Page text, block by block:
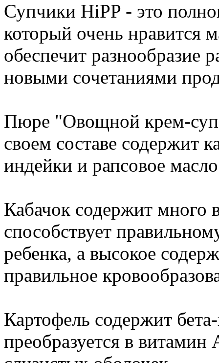
Супчики HiPP - это
который очень нравится
обеспечит разнообразие
новыми сочетаниями
Пюре "Овощной крем-суп
своем составе содержит
индейки и рапсовое
Кабачок содержит много
способствует
ребенка, а высокое
правильное
Картофель содержит
преобразуется в витамин